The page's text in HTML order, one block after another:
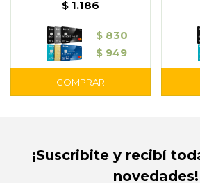
$ 1.186
$ 830
$ 949
¡Suscribite y recibí
novedades!